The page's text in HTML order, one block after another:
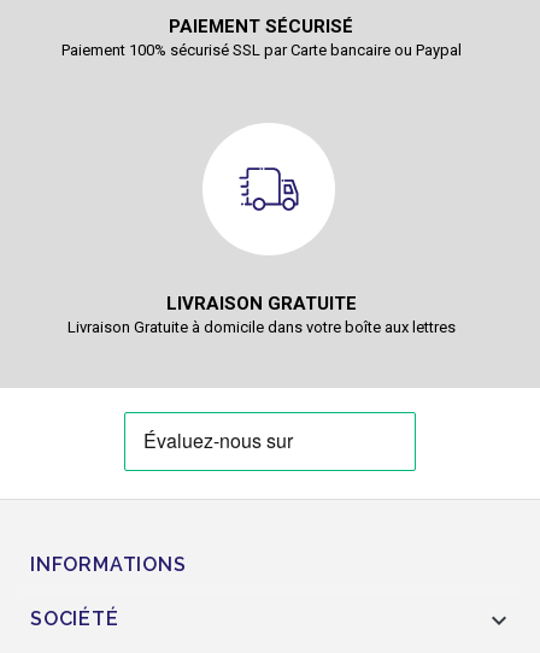
PAIEMENT SÉCURISÉ
Paiement 100% sécurisé SSL par Carte bancaire ou Paypal
LIVRAISON GRATUITE
Livraison Gratuite à domicile dans votre boîte aux lettres
INFORMATIONS
SOCIÉTÉ 